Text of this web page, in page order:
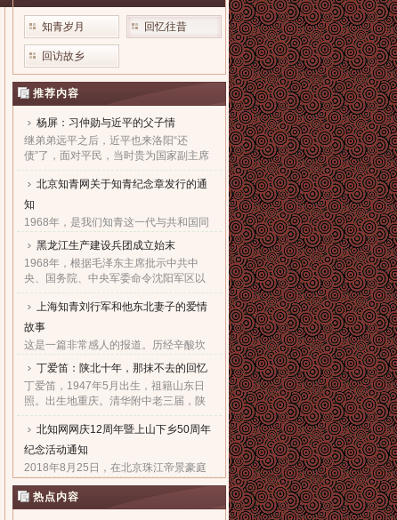
知青岁月 回忆往昔
回访故乡
推荐内容
杨屏：习仲勋与近平的父子情
继弟弟远平之后，近平也来洛阳“还
债”了，面对平民，当时贵为国家副主席
的他，几乎90度的庄严一躬，鞠出了习
家父子对天下老百姓的良心！也鞠出了
习仲勋与近平撼人心魄的父......
北京知青网关于知青纪念章发行的通
知
1968年，是我们知青这一代与共和国同
命运共前进的同龄人值得隆重纪念的一
年。因为，知青这个在特殊历史时期产
生的特殊群体，在共和国发展的史册
上，以自己的青春、热血和忠......
黑龙江生产建设兵团成立始末
1968年，根据毛泽东主席批示中共中
央、国务院、中央军委命令沈阳军区以
原东北农垦总局所属农场为基础，组建
黑龙江生产建设兵团，在黑龙江省边境
地区执行“屯垦戍边”任务。......
上海知青刘行军和他东北妻子的爱情
故事
这是一篇非常感人的报道。历经辛酸坎
坷，终于同18年前的爱人生活到了一
起，黑龙江省五大连池市女子王亚文和
知青刘行军之间的动人爱情故事，演绎
了生活版的“小芳的故事”。......
丁爱笛：陕北十年，那抹不去的回忆
丁爱笛，1947年5月出生，祖籍山东日
照。出生地重庆。清华附中老三届，陕
北延川插队十年，做过四年生产队长，
四年大队书记兼公社副书记。1978年恢
复高考进入上海工业大学。现......
北知网网庆12周年暨上山下乡50周年
纪念活动通知
2018年8月25日，在北京珠江帝景豪庭
酒店二楼举办盛大隆重的“庆祝北京知青
网成立十二周年暨纪念上山下乡五十周
年文艺联欢会”。热烈欢迎广大知青朋友
热点内容